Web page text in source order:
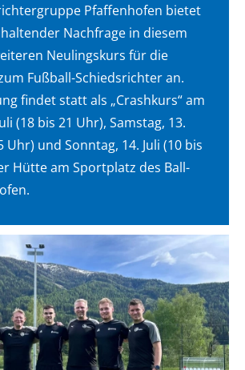
Pfaffenhofen bietet
Nachfrage in diesem
Neulingskurs für die
Fußball-Schiedsrichter an.
findet statt als „Crashkurs“ am
(18 bis 21 Uhr), Samstag, 13.
Uhr) und Sonntag, 14. Juli (10 bis
Hütte am Sportplatz des Ball-